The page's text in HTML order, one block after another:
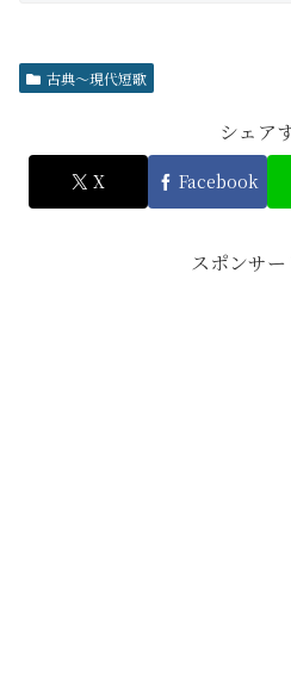
古典～現代短歌
シェア
X Facebook
スポンサー